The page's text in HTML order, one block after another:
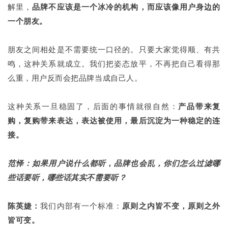
解里，品牌不应该是一个冰冷的机构，而应该像用户身边的
一个朋友。
朋友之间相处是不需要统一口径的。只要大家觉得顺、有共
鸣，这种关系就成立。我们把姿态放平，不再把自己看得那
么重，用户反而会把品牌当成自己人。
这种关系一旦稳固了，后面的事情就很自然： 产品带来复
购，复购带来表达，表达被使用，最后沉淀为一种稳定的连
接。
范怿：如果用户说什么都听，品牌也会乱，你们怎么过滤哪
些话要听，哪些话其实不需要听？
陈英婕：我们内部有一个标准： 原则之内皆不变，原则之外
皆可变。